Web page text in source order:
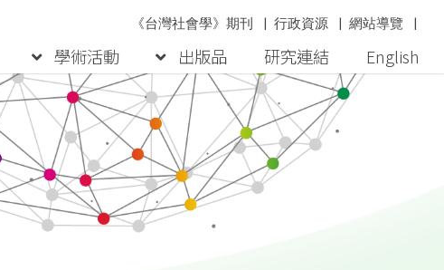
《台灣社會學》期刊 | 行政資源 | 網站導覽 |
學術活動 出版品 研究連結 English